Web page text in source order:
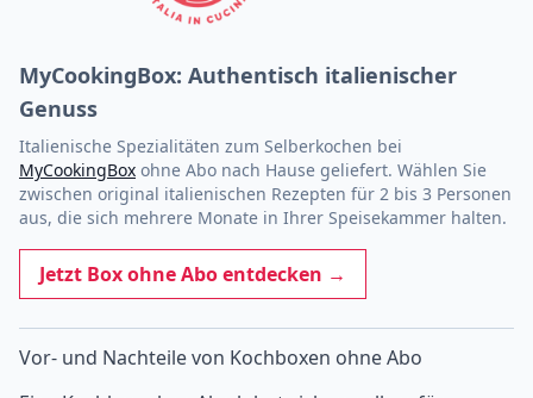
MyCookingBox: Authentisch italienischer
Genuss
Italienische Spezialitäten zum Selberkochen bei
MyCookingBox ohne Abo nach Hause geliefert. Wählen Sie
zwischen original italienischen Rezepten für 2 bis 3 Personen
aus, die sich mehrere Monate in Ihrer Speisekammer halten.
Jetzt Box ohne Abo entdecken →
Vor- und Nachteile von Kochboxen ohne Abo